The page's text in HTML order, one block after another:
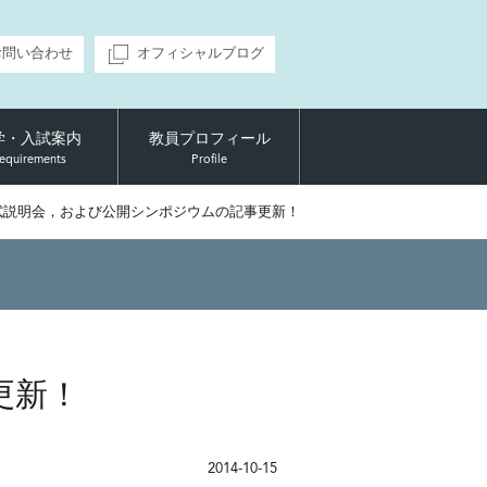
問い合わせ オフィシャルブログ
・入試案内 教員プロフィール
Profile
明会，および公開シンポジウムの記事更新！
！
2014-10-15